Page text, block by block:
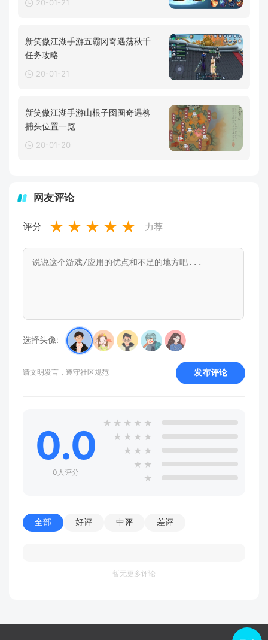
20-01-21
新笑傲江湖手游五霸冈奇遇荡秋千
任务攻略
20-01-21
新笑傲江湖手游山根子囹圄奇遇柳
捕头位置一览
20-01-20
网友评论
评分 ★ ★ ★ ★ ★ 力荐
选择头像:
请文明发言，遵守社区规范 发布评论
0.0
0人评分
★ ★ ★ ★ ★
★ ★ ★ ★
★ ★ ★
★ ★
★
全部 好评 中评 差评
暂无更多评论